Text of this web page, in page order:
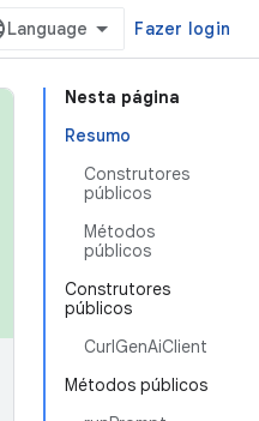
Fazer login
Nesta página
Resumo
Construtores
públicos
Métodos
públicos
Construtores
públicos
CurlGenAiClient
Métodos públicos